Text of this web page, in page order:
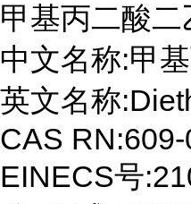
甲基丙二酸二
中文名称:甲
英文名称
CAS
EINECS号